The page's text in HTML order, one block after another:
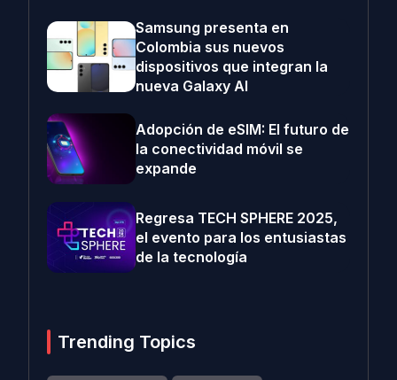
Samsung presenta en
Colombia sus nuevos
dispositivos que integran la
nueva Galaxy AI
Adopción de eSIM: El futuro de
la conectividad móvil se
expande
Regresa TECH SPHERE 2025,
el evento para los entusiastas
de la tecnología
Trending Topics